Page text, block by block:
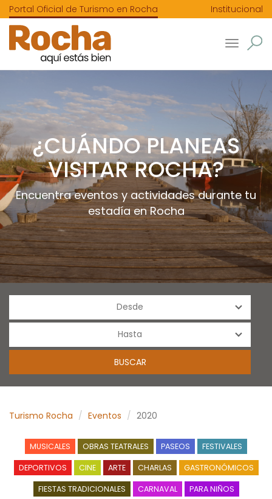
Portal Oficial de Turismo en Rocha Institucional
Toggle
¿CUÁNDO PLANEAS
VISITAR ROCHA?
Encuentra eventos y actividades durante tu
estadía en Rocha
Turismo Rocha Eventos 2020
MUSICALES OBRAS TEATRALES PASEOS FESTIVALES
DEPORTIVOS CINE ARTE CHARLAS GASTRONÓMICOS
FIESTAS TRADICIONALES CARNAVAL PARA NIÑOS